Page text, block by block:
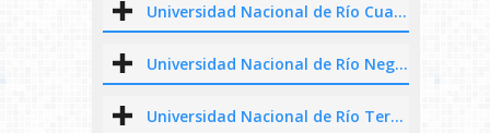
Universidad Nacional de Río Cuarto
Universidad Nacional de Río Negro
Universidad Nacional de Río Tercero